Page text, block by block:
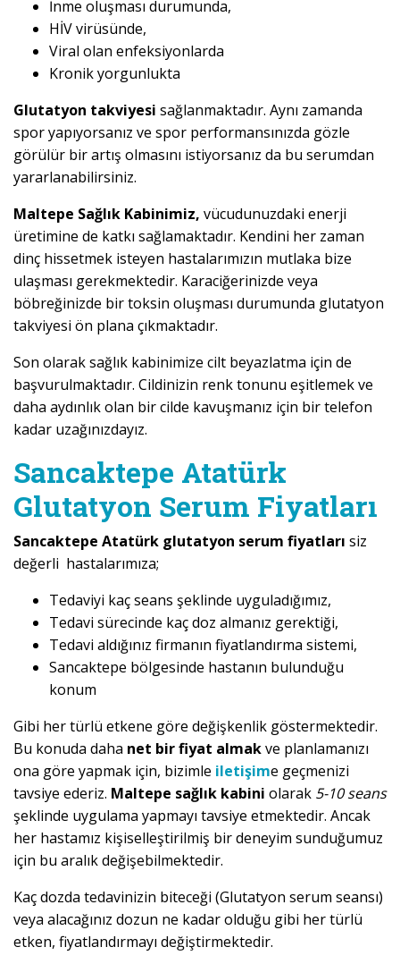
İnme oluşması durumunda,
HİV virüsünde,
Viral olan enfeksiyonlarda
Kronik yorgunlukta
Glutatyon takviyesi sağlanmaktadır. Aynı zamanda
spor yapıyorsanız ve spor performansınızda gözle
görülür bir artış olmasını istiyorsanız da bu serumdan
yararlanabilirsiniz.
Maltepe Sağlık Kabinimiz, vücudunuzdaki enerji
üretimine de katkı sağlamaktadır. Kendini her zaman
dinç hissetmek isteyen hastalarımızın mutlaka bize
ulaşması gerekmektedir. Karaciğerinizde veya
böbreğinizde bir toksin oluşması durumunda glutatyon
takviyesi ön plana çıkmaktadır.
Son olarak sağlık kabinimize cilt beyazlatma için de
başvurulmaktadır. Cildinizin renk tonunu eşitlemek ve
daha aydınlık olan bir cilde kavuşmanız için bir telefon
kadar uzağınızdayız.
Sancaktepe Atatürk
Glutatyon Serum Fiyatları
Sancaktepe Atatürk glutatyon serum fiyatları siz
değerli hastalarımıza;
Tedaviyi kaç seans şeklinde uyguladığımız,
Tedavi sürecinde kaç doz almanız gerektiği,
Tedavi aldığınız firmanın fiyatlandırma sistemi,
Sancaktepe bölgesinde hastanın bulunduğu
konum
Gibi her türlü etkene göre değişkenlik göstermektedir.
Bu konuda daha net bir fiyat almakve planlamanızı
ona göre yapmak için, bizimle iletişime geçmenizi
tavsiye ederiz. Maltepe sağlık kabini olarak 5-10 seans
şeklinde uygulama yapmayı tavsiye etmektedir. Ancak
her hastamız kişiselleştirilmiş bir deneyim sunduğumuz
için bu aralık değişebilmektedir.
Kaç dozda tedavinizin biteceği (Glutatyon serum seansı)
veya alacağınız dozun ne kadar olduğu gibi her türlü
etken, fiyatlandırmayı değiştirmektedir.